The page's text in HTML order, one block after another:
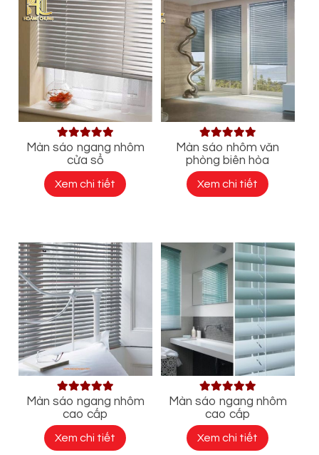
Màn sáo ngang nhôm
cửa sổ
Xem chi tiết
Màn sáo nhôm văn
phòng biên hòa
Xem chi tiết
Màn sáo ngang nhôm
cao cấp
Xem chi tiết
Màn sáo ngang nhôm
cao cấp
Xem chi tiết